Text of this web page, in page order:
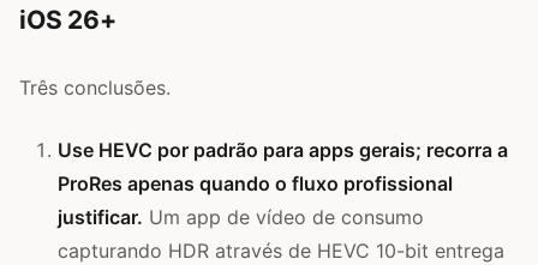
iOS 26+
Três conclusões.
Use HEVC por padrão para apps gerais; recorra a
ProRes apenas quando o fluxo profissional
justificar. Um app de vídeo de consumo
capturando HDR através de HEVC 10-bit entrega